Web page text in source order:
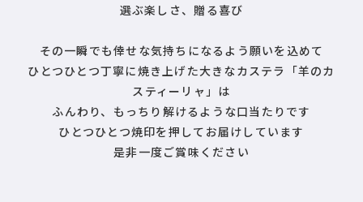
選ぶ楽しさ、贈る喜び
その一瞬でも倖せな気持ちになるよう願いを込めて
ひとつひとつ丁寧に焼き上げた大きなカステラ「羊のカ
スティーリャ」は
ふんわり、もっちり解けるような口当たりです
ひとつひとつ焼印を押してお届けしています
是非一度ご賞味ください